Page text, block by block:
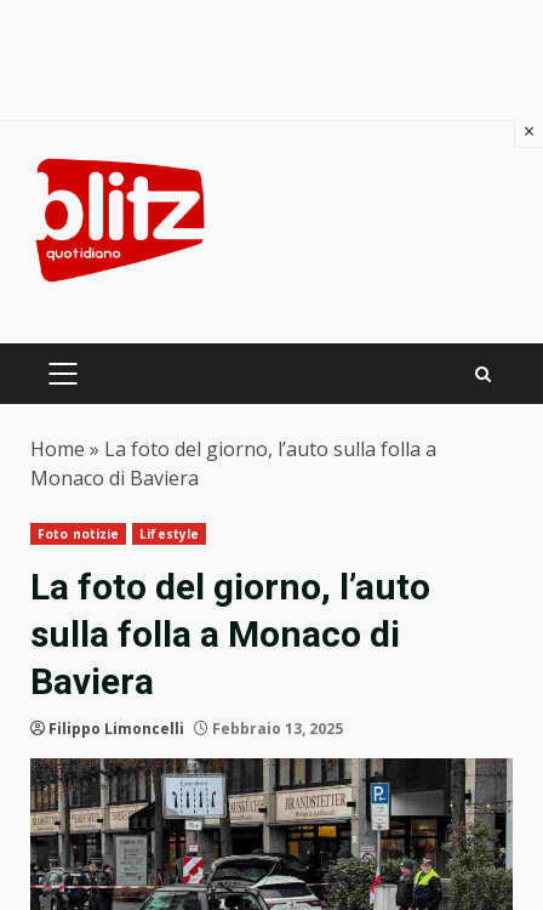
content
PRIMARY
Home » La foto del giorno, l’auto sulla folla a
Monaco di Baviera
Foto notizie Lifestyle
La foto del giorno, l’auto
sulla folla a Monaco di
Baviera
Filippo Limoncelli Febbraio 13, 2025
×